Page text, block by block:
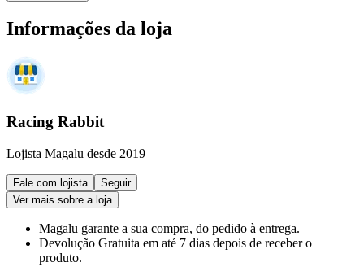
Informações da loja
Racing Rabbit
Lojista Magalu desde 2019
Fale com lojista
Seguir
Ver mais sobre a loja
Magalu garante a sua compra, do pedido à entrega.
Devolução Gratuita em até 7 dias depois de receber o
produto.